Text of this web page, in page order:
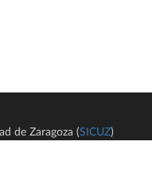
de Zaragoza (SICUZ)